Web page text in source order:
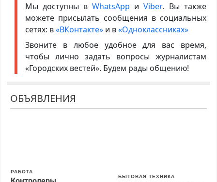
Мы доступны в WhatsApp иViber. Вы также
можете присылать сообщения в социальных
сетях: в«ВКонтакте»и в«Одноклассниках»
Звоните в любое удобное для вас время,
чтобы лично задать вопросы журналистам
«Городских вестей». Будем рады общению!
ОБЪЯВЛЕНИЯ
РАБОТА
БЫТОВАЯ ТЕХНИКА